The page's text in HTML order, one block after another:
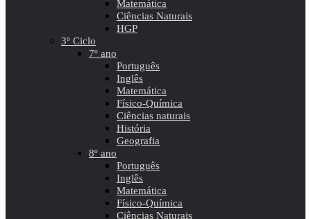
Matemática
Ciências Naturais
HGP
3º Ciclo
7º ano
Português
Inglês
Matemática
Físico-Química
Ciências naturais
História
Geografia
8º ano
Português
Inglês
Matemática
Físico-Química
Ciências Naturais